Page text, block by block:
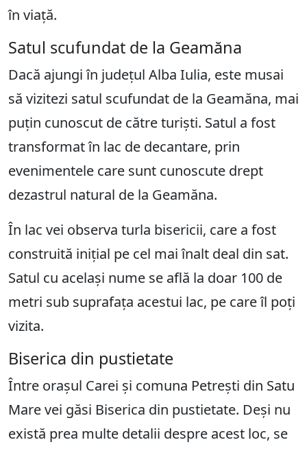
în viață.
Satul scufundat de la Geamăna
Dacă ajungi în județul Alba Iulia, este musai
să vizitezi satul scufundat de la Geamăna, mai
puțin cunoscut de către turiști. Satul a fost
transformat în lac de decantare, prin
evenimentele care sunt cunoscute drept
dezastrul natural de la Geamăna.
În lac vei observa turla bisericii, care a fost
construită inițial pe cel mai înalt deal din sat.
Satul cu același nume se află la doar 100 de
metri sub suprafața acestui lac, pe care îl poți
vizita.
Biserica din pustietate
Între orașul Carei și comuna Petrești din Satu
Mare vei găsi Biserica din pustietate. Deși nu
există prea multe detalii despre acest loc, se